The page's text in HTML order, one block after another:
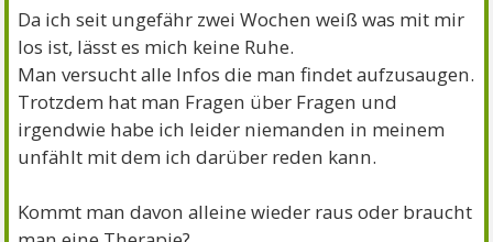
Da ich seit ungefähr zwei Wochen weiß was mit mir
los ist, lässt es mich keine Ruhe.
Man versucht alle Infos die man findet aufzusaugen.
Trotzdem hat man Fragen über Fragen und
irgendwie habe ich leider niemanden in meinem
unfählt mit dem ich darüber reden kann.
Kommt man davon alleine wieder raus oder braucht